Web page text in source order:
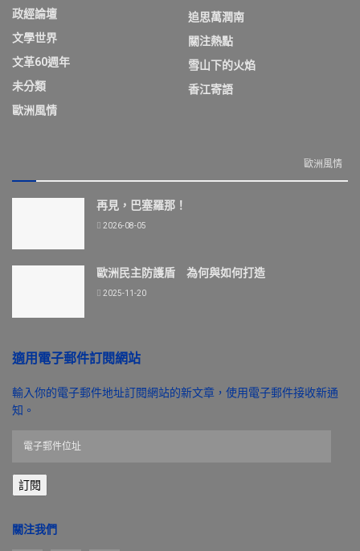
政經論壇
文學世界
文革60週年
未分類
歐洲風情
追思萬潤南
關注熱點
雪山下的火焰
香江寄語
歐洲風情
再見，巴塞羅那！
2026-08-05
歐洲民主防護盾 為何與如何打造
2025-11-20
適用電子郵件訂閱網站
輸入你的電子郵件地址訂閱網站的新文章，使用電子郵件接收新通
知。
郵
件
址
訂閱
關注我們